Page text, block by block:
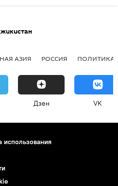
АЗИЯ РОССИЯ ПОЛИТИКА
Дзен VK
использования